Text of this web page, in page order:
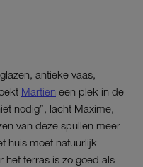
antieke vaas,
Martien een plek in de
nodig”, lacht Maxime,
van deze spullen meer
huis moet natuurlijk
het terras is zo goed als